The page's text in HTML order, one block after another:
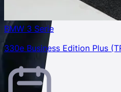
BMW 3 Serie
330e Business Edition Plus